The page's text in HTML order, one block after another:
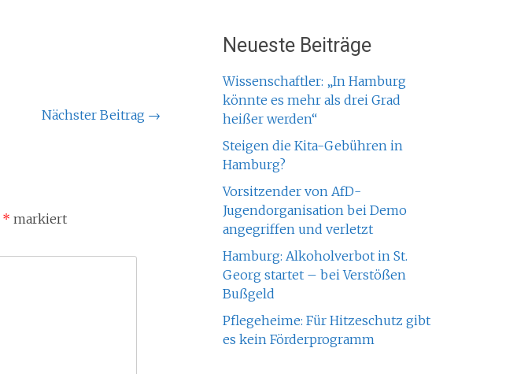
Nächster Beitrag →
* markiert
Neueste Beiträge
Wissenschaftler: „In Hamburg
könnte es mehr als drei Grad
heißer werden“
Steigen die Kita-Gebühren in
Hamburg?
Vorsitzender von AfD-
Jugendorganisation bei Demo
angegriffen und verletzt
Hamburg: Alkoholverbot in St.
Georg startet – bei Verstößen
Bußgeld
Pflegeheime: Für Hitzeschutz gibt
es kein Förderprogramm